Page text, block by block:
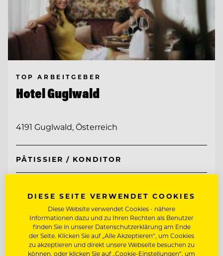
TOP ARBEITGEBER
Hotel Guglwald
4191 Guglwald, Österreich
PÂTISSIER / KONDITOR
Entdecke alle Jobs
DIESE SEITE VERWENDET COOKIES
Diese Website verwendet Cookies - nähere
Informationen dazu und zu Ihren Rechten als Benutzer
finden Sie in unserer Datenschutzerklärung am Ende
der Seite. Klicken Sie auf „Alle Akzeptieren“, um Cookies
zu akzeptieren und direkt unsere Webseite besuchen zu
können, oder klicken Sie auf „Cookie-Einstellungen“, um